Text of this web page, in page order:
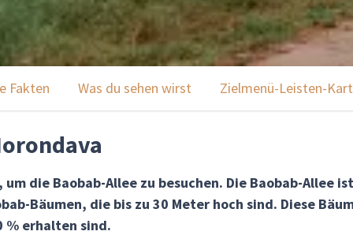
Fakten Was du sehen wirst Zielmenü-Leisten-
die Baobab-Allee zu besuchen. Die Baobab-Allee
Bäumen, die bis zu 30 Meter hoch sind. Diese
% erhalten sind.